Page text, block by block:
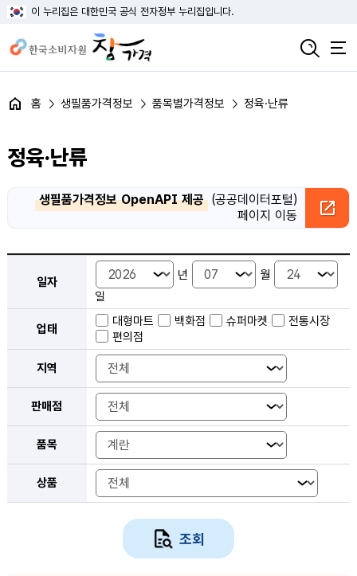
이 누리집은 대한민국 공식 전자정부 누리집입니다.
홈 생필품가격정보 품목별가격정보 정육·난류
정육·난류
생필품가격정보 OpenAPI 제공 (공공데이터포털)
페이지 이동
일자 년
월
일
업태
대형마트 백화점 슈퍼마켓
전통시장
편의점
지역
판매점
품목
상품
조회